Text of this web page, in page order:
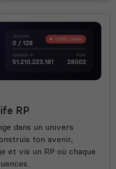
RP
dans un univers
ton avenir,
et vis un RP où chaque